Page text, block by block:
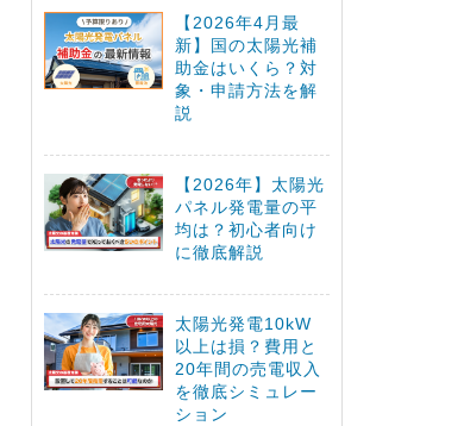
【2026年4月最
新】国の太陽光補
助金はいくら？対
象・申請方法を解
説
【2026年】太陽光
パネル発電量の平
均は？初心者向け
に徹底解説
太陽光発電10kW
以上は損？費用と
20年間の売電収入
を徹底シミュレー
ション